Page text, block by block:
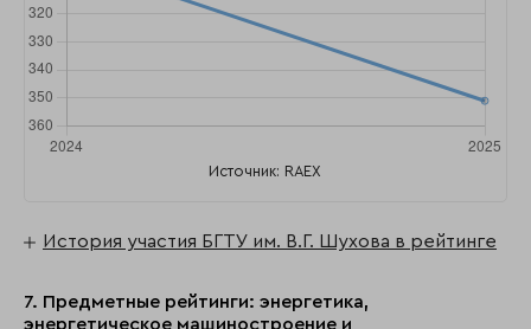
Источник: RAEX
История участия БГТУ им. В.Г. Шухова в рейтинге
7. Предметные рейтинги: энергетика,
энергетическое машиностроение и